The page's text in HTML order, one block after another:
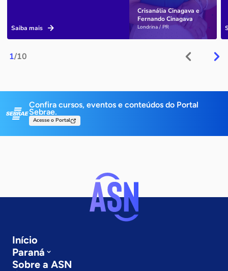
1/10
Crisanália Cinagava e
Fernando Cinagava
Londrina / PR
Saiba mais
Confira cursos, eventos e conteúdos do Portal
Sebrae.
Acesse o Portal
Início
Paraná
Sobre a ASN